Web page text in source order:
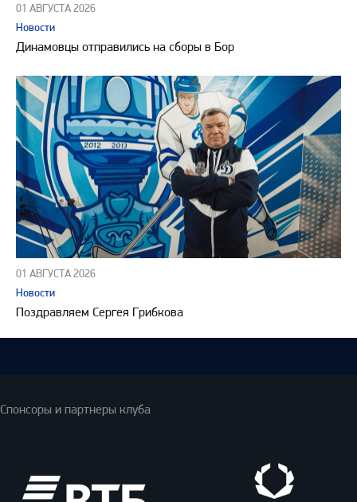
01 АВГУСТА 2026
Новости
Динамовцы отправились на сборы в Бор
01 АВГУСТА 2026
Новости
Поздравляем Сергея Грибкова
Спонсоры и партнеры клуба